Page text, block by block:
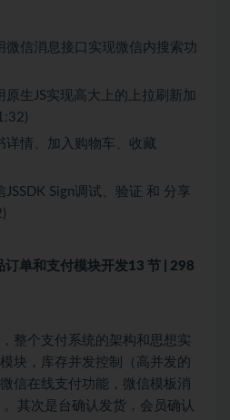
微信消息接口实现微信内搜索功
原生JS实现高大上的上拉刷新加
详情、加入购物车、收藏
JSSDK Sign调试、验证 和 分享
订单和支付模块开发13 节 | 298
整个支付系统的架构和思想实
块，库存并发控制（高并发的
信在线支付功能，微信模板消
其次是台确认发货，会员确认